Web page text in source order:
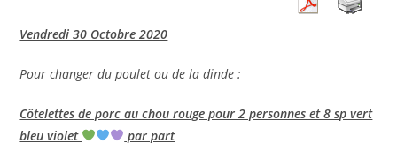
Vendredi 30 Octobre 2020
Pour changer du poulet ou de la dinde :
Côtelettes de porc au chou rouge pour 2 personnes et 8 sp vert
bleu violet
par part